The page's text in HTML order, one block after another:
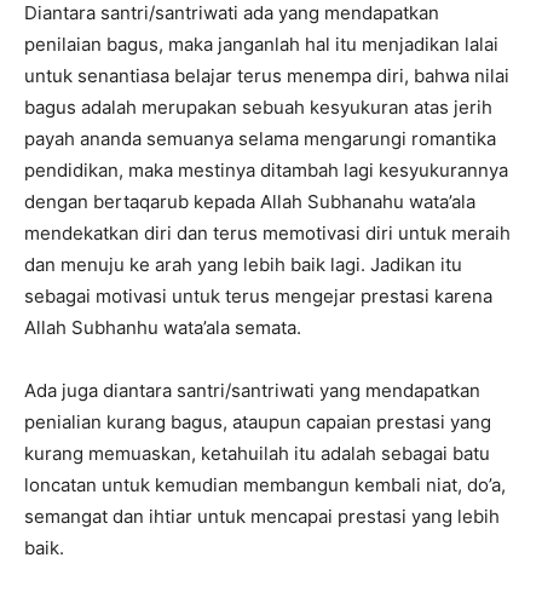
Diantara santri/santriwati ada yang mendapatkan
penilaian bagus, maka janganlah hal itu menjadikan lalai
untuk senantiasa belajar terus menempa diri, bahwa nilai
bagus adalah merupakan sebuah kesyukuran atas jerih
payah ananda semuanya selama mengarungi romantika
pendidikan, maka mestinya ditambah lagi kesyukurannya
dengan bertaqarub kepada Allah Subhanahu wata’ala
mendekatkan diri dan terus memotivasi diri untuk meraih
dan menuju ke arah yang lebih baik lagi. Jadikan itu
sebagai motivasi untuk terus mengejar prestasi karena
Allah Subhanhu wata’ala semata.
Ada juga diantara santri/santriwati yang mendapatkan
penialian kurang bagus, ataupun capaian prestasi yang
kurang memuaskan, ketahuilah itu adalah sebagai batu
loncatan untuk kemudian membangun kembali niat, do’a,
semangat dan ihtiar untuk mencapai prestasi yang lebih
baik.